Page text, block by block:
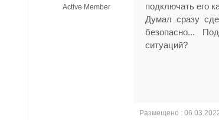
Active Member
подключать его
Думал сразу
безопасно...
ситуаций?
Размещено :